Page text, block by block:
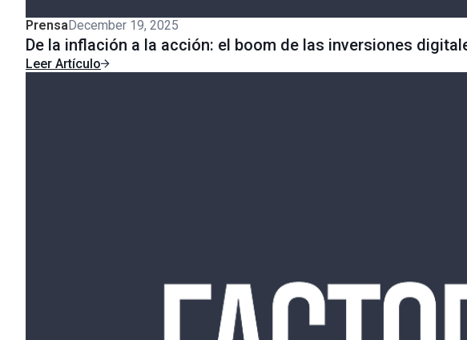
PrensaDecember 19, 2025
De la inflación a la acción: el boom de las inversiones
Leer Artículo